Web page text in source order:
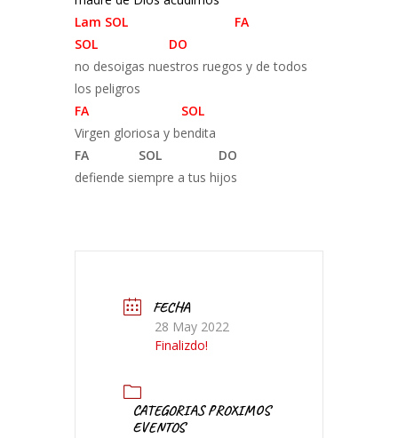
Lam SOL FA
SOL DO
no desoigas nuestros ruegos y de todos
los peligros
FA SOL
Virgen gloriosa y bendita
FA SOL DO
defiende siempre a tus hijos
FECHA
28 May 2022
Finalizdo!
CATEGORIAS PROXIMOS
EVENTOS